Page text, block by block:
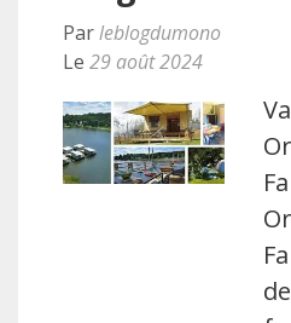
Parleblogdumono
Le 29 août 2024